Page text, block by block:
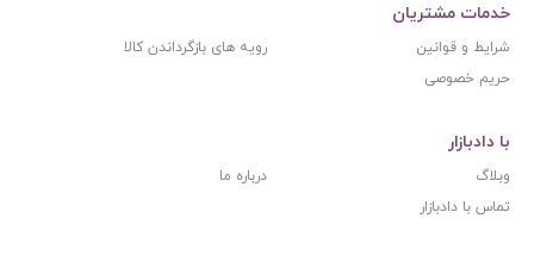
خدمات مشتریان
شرایط و قوانین
رویه های بازگرداندن کالا
حریم خصوصی
با دادبازار
وبلاگ
درباره ما
تماس با دادبازار